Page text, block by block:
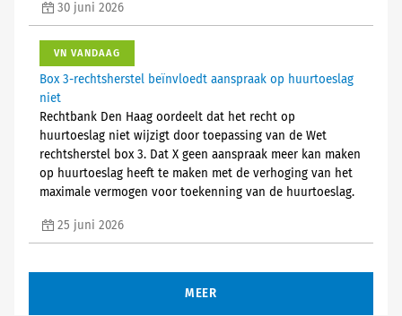
30 juni 2026
VN VANDAAG
Box 3-rechtsherstel beïnvloedt aanspraak op huurtoeslag
niet
Rechtbank Den Haag oordeelt dat het recht op
huurtoeslag niet wijzigt door toepassing van de Wet
rechtsherstel box 3. Dat X geen aanspraak meer kan maken
op huurtoeslag heeft te maken met de verhoging van het
maximale vermogen voor toekenning van de huurtoeslag.
25 juni 2026
MEER